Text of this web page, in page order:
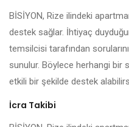
BİSİYON, Rize ilindeki
destek sağlar. İhtiyaç
temsilcisi tarafından
sunulur. Böylece herhangi bir
etkili bir şekilde destek
İcra Takibi